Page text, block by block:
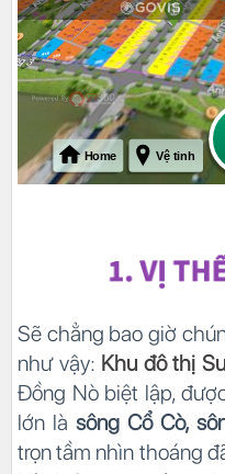
Sẽ chẳng bao giờ
như vậy: Khu đô thị
Đồng Nò biệt lập,
lớn là sông Cổ Cò,
trọn tầm nhìn thoáng